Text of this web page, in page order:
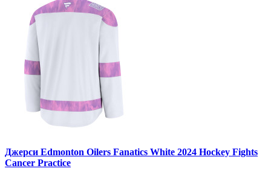
Джерси Edmonton Oilers Fanatics White 2024 Hockey Fights
Cancer Practice